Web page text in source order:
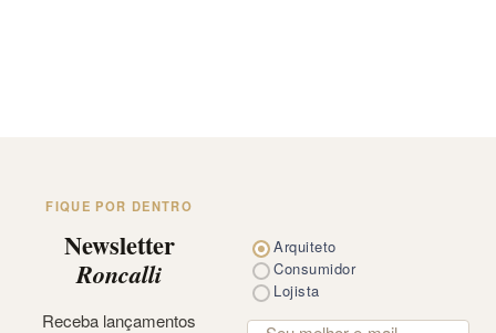
FIQUE POR DENTRO
Newsletter
Roncalli
Receba lançamentos
Arquiteto
Consumidor
Lojista